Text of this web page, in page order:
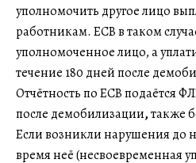
уполномочить другое лицо
работникам. ЕСВ в таком
уполномоченное лицо, а
течение 180 дней после
Отчётность по ЕСВ подаётся
после демобилизации,также
Если возникли нарушения до
время неё (несвоевременная